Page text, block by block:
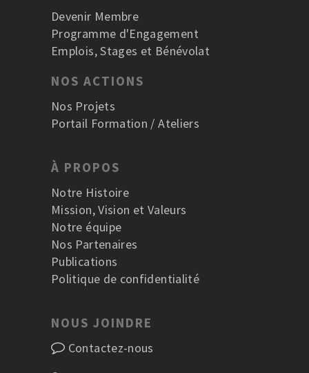
Devenir Membre
Programme d'Engagement
Emplois, Stages et Bénévolat
NOS ACTIONS
Nos Projets
Portail Formation / Ateliers
À PROPOS
Notre Histoire
Mission, Vision et Valeurs
Notre équipe
Nos Partenaires
Publications
Politique de confidentialité
NOUS JOINDRE
Contactez-nous